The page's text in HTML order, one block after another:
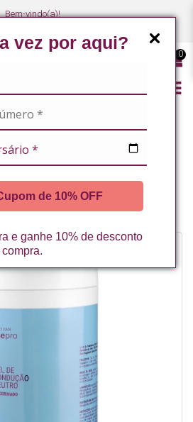
vez por aqui?
de 10% OFF
e ganhe 10% de desconto
Bem-vindo(a)!
0
1KG LA VERTUAN (C)